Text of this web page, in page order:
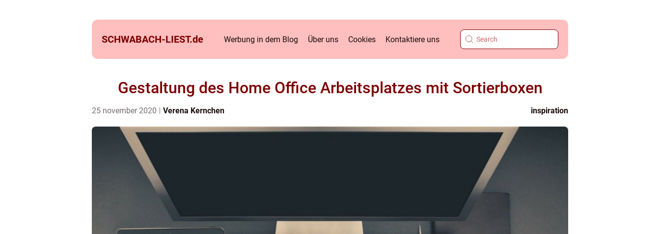
SCHWABACH-LIEST.de Werbung in dem Blog Über uns Cookies Kontaktiere uns
Gestaltung des Home Office Arbeitsplatzes mit Sortierboxen
25 november 2020 Verena Kernchen inspiration